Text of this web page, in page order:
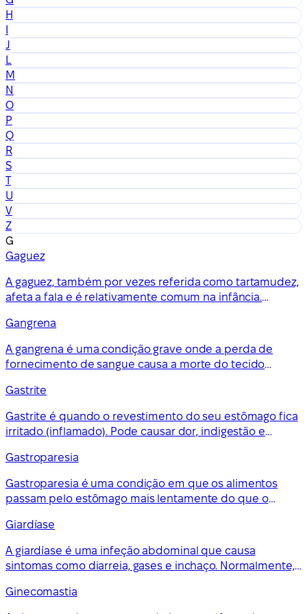
H
I
J
L
M
N
O
P
Q
R
S
T
U
V
Z
G
Gaguez
A gaguez, também por vezes referida como tartamudez,
afeta a fala e é relativamente comum na infância.
Gangrena
A gangrena é uma condição grave onde a perda de
fornecimento de sangue causa a morte do tecido
normalmente começa nos dedos dos pés, pés, dedos
das mãos e mãos.
Gastrite
Gastrite é quando o revestimento do seu estômago fica
irritado (inflamado). Pode causar dor, indigestão e
alginatos e antibióticos.
Gastroparesia
Gastroparesia é uma condição em que os alimentos
passam pelo estômago mais lentamente do que o
controlada com mudanças na dieta, medicamentos e
outros tratamentos.
Giardíase
A giardíase é uma infeção abdominal que causa
sintomas como diarreia, gases e inchaço. Normalmente,
mas por vezes pode durar muito mais tempo.
Ginecomastia